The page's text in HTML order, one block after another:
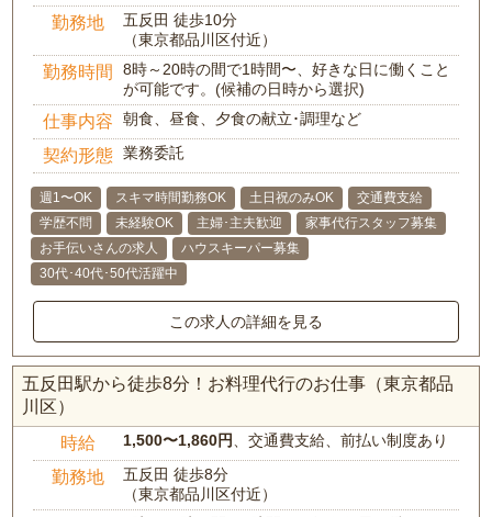
勤務地
五反田 徒歩10分
（東京都品川区付近）
勤務時間
8時～20時の間で1時間〜、好きな日に働くこと
が可能です。(候補の日時から選択)
仕事内容 朝食、昼食、夕食の献立･調理など
契約形態 業務委託
週1〜OK スキマ時間勤務OK 土日祝のみOK
交通費支給
学歴不問
未経験OK 主婦･主夫歓迎
家事代行スタッフ募集
お手伝いさんの求人
ハウスキーパー募集
30代･40代･50代活躍中
この求人の詳細を見る
五反田駅から徒歩8分！お料理代行のお仕事（東京都品
川区）
時給 1,500〜1,860円、交通費支給、前払い制度あり
勤務地
五反田 徒歩8分
（東京都品川区付近）